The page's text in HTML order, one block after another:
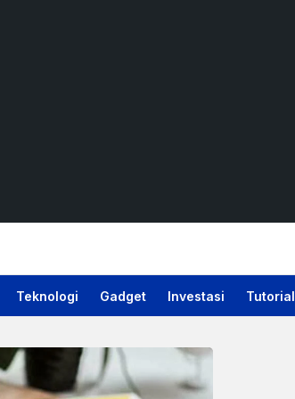
Teknologi Gadget Investasi Tutorial